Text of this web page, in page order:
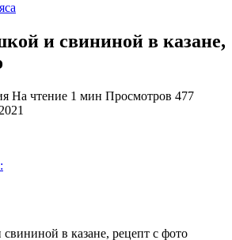
и свининой в казане,
На чтение 1 мин Просмотров 477